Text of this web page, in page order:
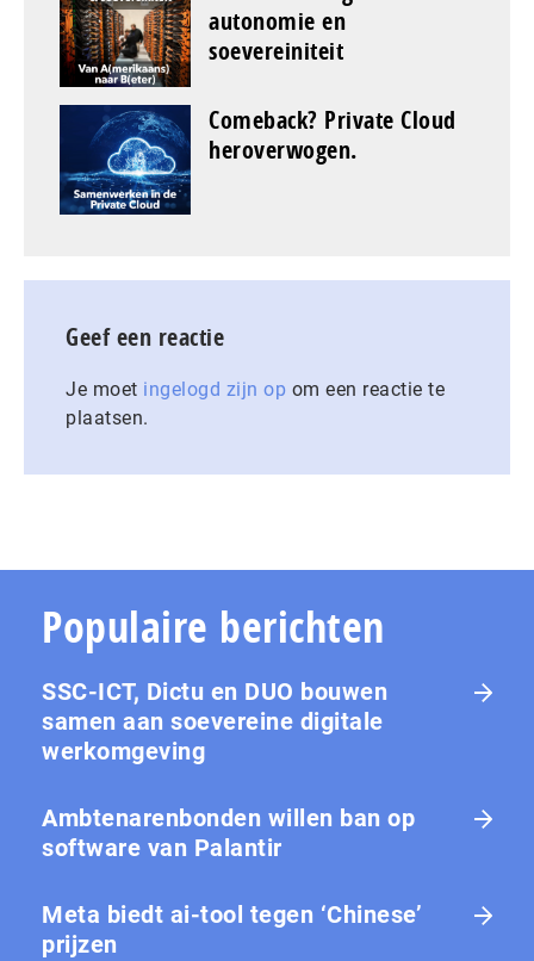
autonomie en
soevereiniteit
Comeback? Private Cloud
heroverwogen.
Geef een reactie
Je moet ingelogd zijn op om een reactie te
plaatsen.
Populaire berichten
SSC-ICT, Dictu en DUO bouwen
samen aan soevereine digitale
werkomgeving
Ambtenarenbonden willen ban op
software van Palantir
Meta biedt ai-tool tegen ‘Chinese’
prijzen